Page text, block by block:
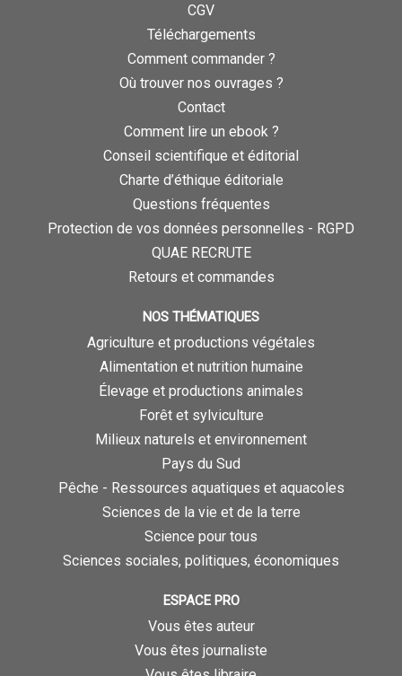
CGV
Téléchargements
Comment commander ?
Où trouver nos ouvrages ?
Contact
Comment lire un ebook ?
Conseil scientifique et éditorial
Charte d’éthique éditoriale
Questions fréquentes
Protection de vos données personnelles - RGPD
QUAE RECRUTE
Retours et commandes
NOS THÉMATIQUES
Agriculture et productions végétales
Alimentation et nutrition humaine
Élevage et productions animales
Forêt et sylviculture
Milieux naturels et environnement
Pays du Sud
Pêche - Ressources aquatiques et aquacoles
Sciences de la vie et de la terre
Science pour tous
Sciences sociales, politiques, économiques
ESPACE PRO
Vous êtes auteur
Vous êtes journaliste